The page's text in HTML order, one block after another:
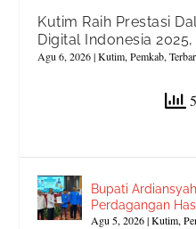
Kutim Raih Prestasi
Digital Indonesia
Agu 6, 2026|Kutim,Pemkab,
Bupati
Perdagangan
Agu 5, 2026|Kutim,